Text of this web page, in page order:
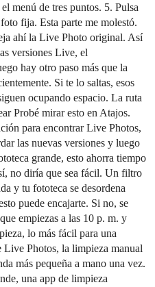
menú de tres puntos. 5. Pulsa
fija. Esta parte me molestó.
ahí la Live Photo original. Así
versiones Live, el
hay otro paso más que la
Si te lo saltas, esos
ocupando espacio. La ruta
Probé mirar esto en Atajos.
para encontrar Live Photos,
las nuevas versiones y luego
grande, esto ahorra tiempo
no diría que sea fácil. Un filtro
y tu fototeca se desordena
puede encajarte. Si no, se
empiezas a las 10 p. m. y
lo más fácil para una
Live Photos, la limpieza manual
más pequeña a mano una vez.
una app de limpieza